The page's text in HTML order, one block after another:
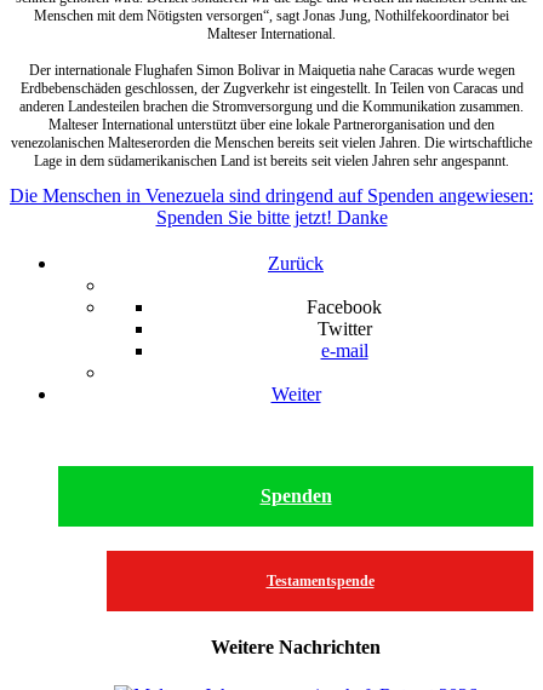
Menschen mit dem Nötigsten versorgen“, sagt Jonas Jung, Nothilfekoordinator bei
Malteser International.
Der internationale Flughafen Simon Bolivar in Maiquetia nahe Caracas wurde wegen
Erdbebenschäden geschlossen, der Zugverkehr ist eingestellt. In Teilen von Caracas und
anderen Landesteilen brachen die Stromversorgung und die Kommunikation zusammen.
Malteser International unterstützt über eine lokale Partnerorganisation und den
venezolanischen Malteserorden die Menschen bereits seit vielen Jahren. Die wirtschaftliche
Lage in dem südamerikanischen Land ist bereits seit vielen Jahren sehr angespannt.
Die Menschen in Venezuela sind dringend auf Spenden angewiesen:
Spenden Sie bitte jetzt! Danke
Zurück
Facebook
Twitter
e-mail
Weiter
Spenden
Testamentspende
Weitere Nachrichten